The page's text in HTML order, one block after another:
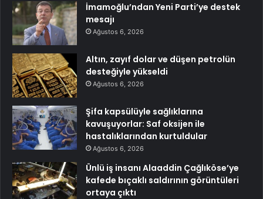
İmamoğlu’ndan Yeni Parti’ye destek
mesajı
Ağustos 6, 2026
Altın, zayıf dolar ve düşen petrolün
desteğiyle yükseldi
Ağustos 6, 2026
Şifa kapsülüyle sağlıklarına
kavuşuyorlar: Saf oksijen ile
hastalıklarından kurtuldular
Ağustos 6, 2026
Ünlü iş insanı Alaaddin Çağlıköse’ye
kafede bıçaklı saldırının görüntüleri
ortaya çıktı